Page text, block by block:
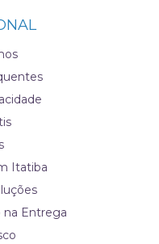
Itatiba
na Entrega